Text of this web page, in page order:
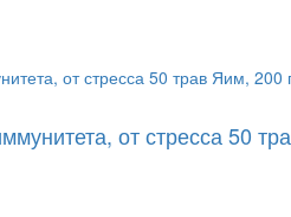
от стресса 50